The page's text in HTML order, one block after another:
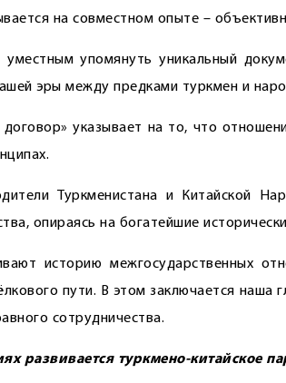
на совместном опыте –
уместным упомянуть уникальный
эры между предками туркмен и
договор» указывает на то, что
Туркменистана и Китайской
опираясь на богатейшие
историю межгосударственных
пути. В этом заключается наша
сотрудничества.
развивается туркмено-китайское